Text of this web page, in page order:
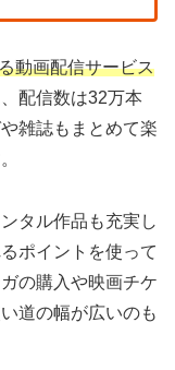
動画配信サービス
配信数は32万本
雑誌もまとめて楽
タル作品も充実し
ポイントを使って
の購入や映画チケ
道の幅が広いのも